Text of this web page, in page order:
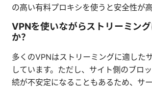
の高い有料プロキシを使うと安全性が高
VPNを使いながらストリーミン
か？
多くのVPNはストリーミングに適した
しています。ただし、サイト側のブロ
続が不安定になることもあるため、サ